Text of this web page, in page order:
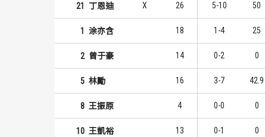
21 丁恩迪 X 26 5-10 50
1 涂亦含 18 1-4 25
2 曾于豪 14 0-2 0
5 林勵 16 3-7 42.9
8 王振原 4 0-0 0
10 王凱裕 13 0-1 0